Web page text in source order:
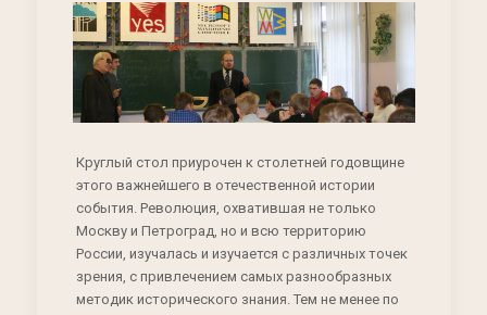
Круглый стол приурочен к столетней годовщине
этого важнейшего в отечественной истории
события. Революция, охватившая не только
Москву и Петроград, но и всю территорию
России, изучалась и изучается с различных точек
зрения, с привлечением самых разнообразных
методик исторического знания. Тем не менее по